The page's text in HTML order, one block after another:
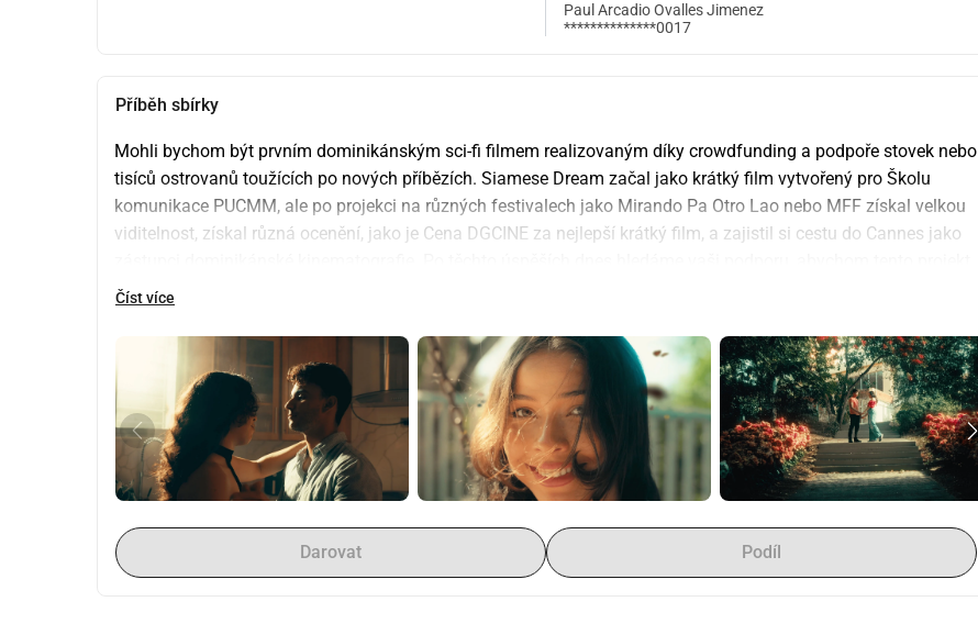
Paul Arcadio Ovalles Jimenez
**************0017
Příběh sbírky
Mohli bychom být prvním dominikánským sci-fi filmem realizovaným díky crowdfunding a podpoře stovek nebo
tisíců ostrovanů toužících po nových příbězích. Siamese Dream začal jako krátký film vytvořený pro Školu
komunikace PUCMM, ale po projekci na různých festivalech jako Mirando Pa Otro Lao nebo MFF získal velkou
viditelnost, získal různá ocenění, jako je Cena DGCINE za nejlepší krátký film, a zajistil si cestu do Cannes jako
proměnili v celovečerní film a uvedli ho v hlavních kinech v zemi.
Číst více
Darovat Podíl